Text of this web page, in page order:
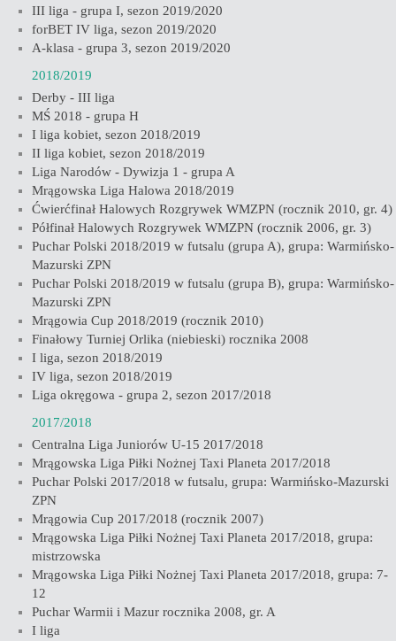
III liga - grupa I, sezon 2019/2020
forBET IV liga, sezon 2019/2020
A-klasa - grupa 3, sezon 2019/2020
2018/2019
Derby - III liga
MŚ 2018 - grupa H
I liga kobiet, sezon 2018/2019
II liga kobiet, sezon 2018/2019
Liga Narodów - Dywizja 1 - grupa A
Mrągowska Liga Halowa 2018/2019
Ćwierćfinał Halowych Rozgrywek WMZPN (rocznik 2010, gr. 4)
Półfinał Halowych Rozgrywek WMZPN (rocznik 2006, gr. 3)
Puchar Polski 2018/2019 w futsalu (grupa A), grupa: Warmińsko-
Mazurski ZPN
Puchar Polski 2018/2019 w futsalu (grupa B), grupa: Warmińsko-
Mazurski ZPN
Mrągowia Cup 2018/2019 (rocznik 2010)
Finałowy Turniej Orlika (niebieski) rocznika 2008
I liga, sezon 2018/2019
IV liga, sezon 2018/2019
Liga okręgowa - grupa 2, sezon 2017/2018
2017/2018
Centralna Liga Juniorów U-15 2017/2018
Mrągowska Liga Piłki Nożnej Taxi Planeta 2017/2018
Puchar Polski 2017/2018 w futsalu, grupa: Warmińsko-Mazurski
ZPN
Mrągowia Cup 2017/2018 (rocznik 2007)
Mrągowska Liga Piłki Nożnej Taxi Planeta 2017/2018, grupa:
mistrzowska
Mrągowska Liga Piłki Nożnej Taxi Planeta 2017/2018, grupa: 7-
12
Puchar Warmii i Mazur rocznika 2008, gr. A
I liga